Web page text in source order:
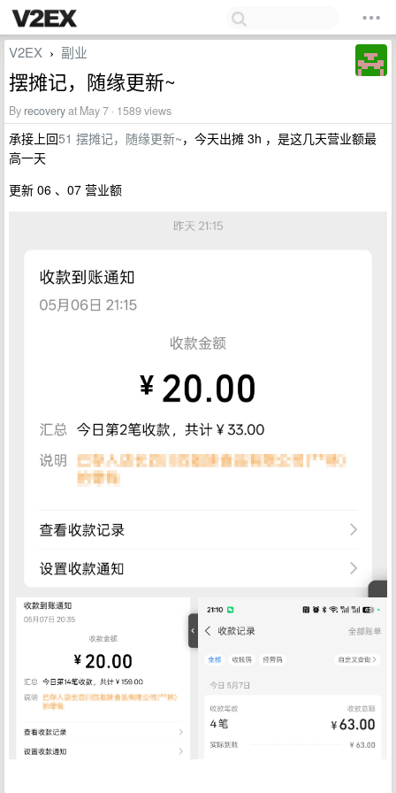
V2EX › 副业
摆摊记，随缘更新~
By recoveryat May 7 · 1589 views
承接上回51 摆摊记，随缘更新~，今天出摊 3h ，是这几天营业额最
高一天
更新 06 、07 营业额